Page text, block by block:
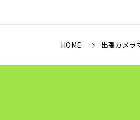
HOME 出張カメラ